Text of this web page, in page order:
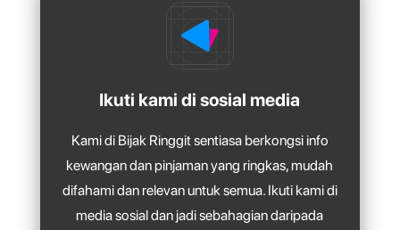
Ikuti kami di sosial media
Kami di Bijak Ringgit sentiasa berkongsi info
kewangan dan pinjaman yang ringkas, mudah
difahami dan relevan untuk semua. Ikuti kami di
media sosial dan jadi sebahagian daripada